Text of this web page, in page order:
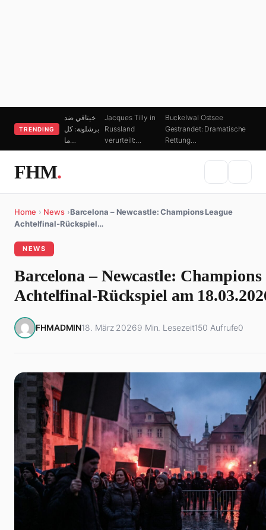
TRENDING
خيتافي ضد
برشلونة: كل
ما…
Jacques Tilly in
Russland
verurteilt:…
Buckelwal Ostsee
Gestrandet: Dramatische
Rettung…
FHM.
Home › News ›Barcelona – Newcastle: Champions League
Achtelfinal-Rückspiel…
NEWS
Barcelona – Newcastle: Champions
Achtelfinal-Rückspiel am
FHMADMIN18. März 20269 Min. Lesezeit150 Aufrufe0